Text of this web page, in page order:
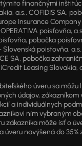
finančnými
a.s., COFIDIS SA,
Insurance
poisťovňa,
pobočka
poisťovňa, a.s.,
SA, pobočka
Leasing Slovakia,
úveru sa môžu
údajov, zákazníkom
a individuálnych
ním vybraným
zákazníka môže ísť o
úveru navýšená do 35%